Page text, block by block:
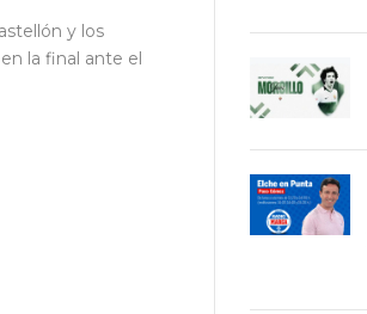
y los
la final ante el